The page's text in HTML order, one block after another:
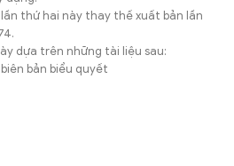
thứ hai này thay thế xuất bản lần
dựa trên những tài liệu sau:
bản biểu quyết